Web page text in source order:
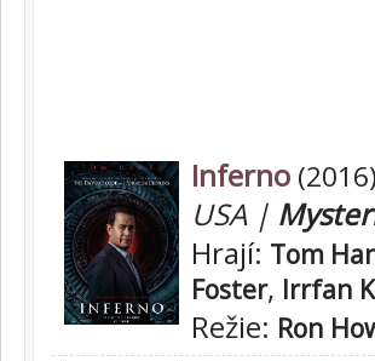
Inferno (2016)
USA |
Hrají: Tom
Foster, Irrfan
Režie: Ron